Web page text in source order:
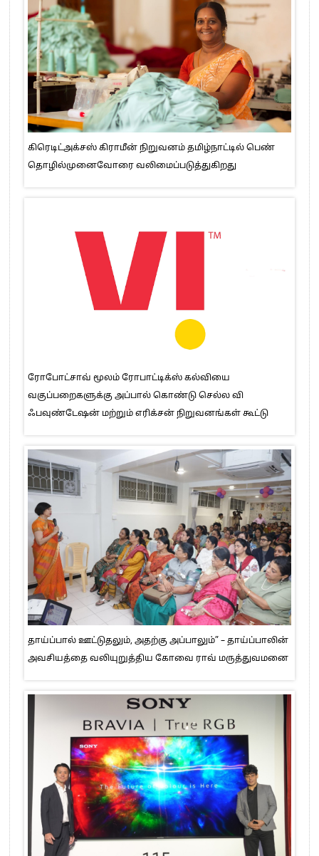
கிரெடிட்அக்சஸ் கிராமீன் நிறுவனம் தமிழ்நாட்டில் பெண்
தொழில்முனைவோரை வலிமைப்படுத்துகிறது
ரோபோட்சாவ் மூலம் ரோபாட்டிக்ஸ் கல்வியை
வகுப்பறைகளுக்கு அப்பால் கொண்டு செல்ல வி
ஃபவுண்டேஷன் மற்றும் எரிக்சன் நிறுவனங்கள் கூட்டு
தாய்ப்பால் ஊட்டுதலும், அதற்கு அப்பாலும்” – தாய்ப்பாலின்
அவசியத்தை வலியுறுத்திய கோவை ராவ் மருத்துவமனை